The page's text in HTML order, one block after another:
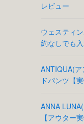
レビュー
ウェスティ
約なしでも
ANTIQUA(
ドパンツ【
ANNA
【アウター